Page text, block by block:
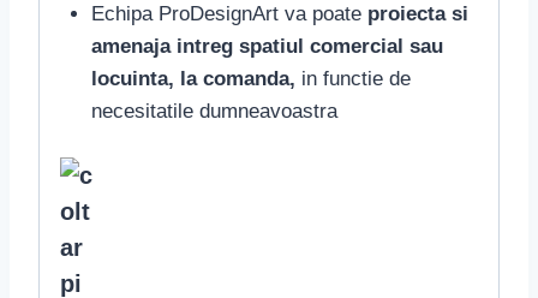
Echipa ProDesignArt va poate proiecta si
amenaja intreg spatiul comercial sau
locuinta, la comanda, in functie de
necesitatile dumneavoastra